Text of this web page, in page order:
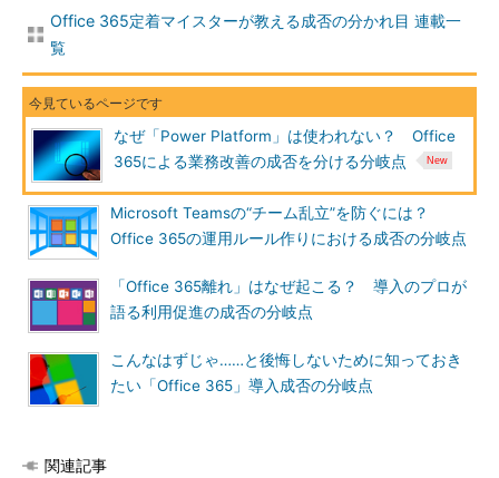
Office 365定着マイスターが教える成否の分かれ目 連載一
覧
なぜ「Power Platform」は使われない？ Office
365による業務改善の成否を分ける分岐点
Microsoft Teamsの“チーム乱立”を防ぐには？
Office 365の運用ルール作りにおける成否の分岐点
「Office 365離れ」はなぜ起こる？ 導入のプロが
語る利用促進の成否の分岐点
こんなはずじゃ……と後悔しないために知っておき
たい「Office 365」導入成否の分岐点
関連記事